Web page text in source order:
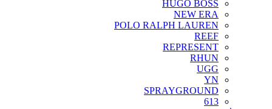
HUGO BOSS
NEW ERA
POLO RALPH LAUREN
REEF
REPRESENT
RHUN
UGG
YN
SPRAYGROUND
613